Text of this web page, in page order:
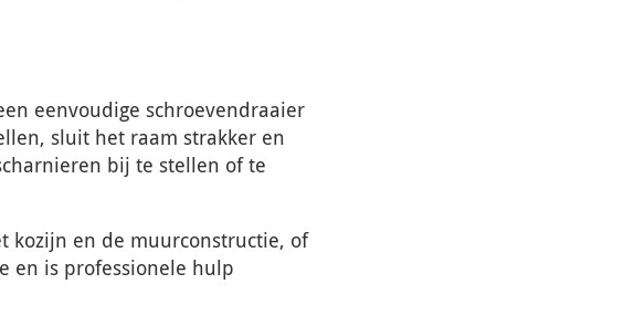
eenvoudige schroevendraaier
sluit het raam strakker en
bij te stellen of te
kozijn en de muurconstructie, of
en is professionele hulp